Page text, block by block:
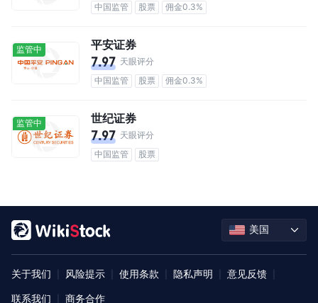
中国监管
股票 佣金0.3%
监管中 平安证券
7.97 天眼评分
中国监管
股票 佣金0.3%
监管中 世纪证券
7.97 天眼评分
中国监管
股票
美国
关于我们 风险提示 使用条款 隐私声明 意见反馈
联系我们 商务合作